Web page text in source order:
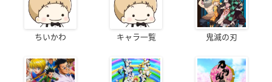
ちいかわ キャラ一覧 鬼滅の刃